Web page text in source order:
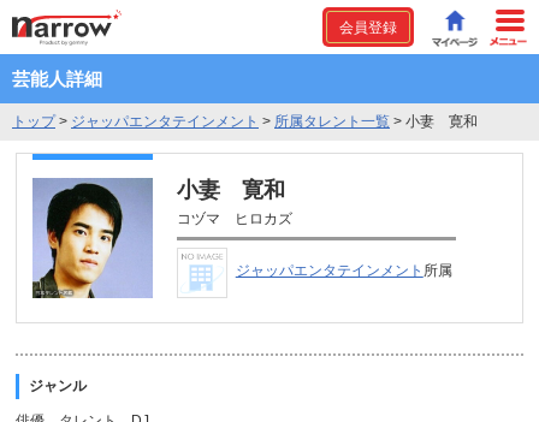
会員登録
芸能人詳細
トップ> ジャッパエンタテインメント > 所属タレント一覧 > 小妻 寛和
小妻 寛和
コヅマ ヒロカズ
ジャッパエンタテインメント 所属
ジャンル